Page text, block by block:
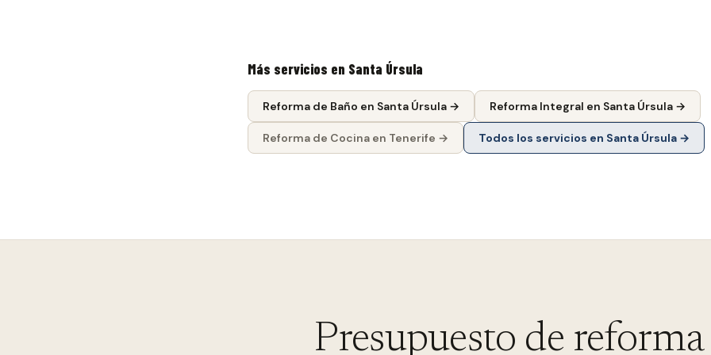
Más servicios en Santa Úrsula
Reforma de Baño en Santa Úrsula → Reforma Integral en Santa Úrsula →
Reforma de Cocina en Tenerife → Todos los servicios en Santa Úrsula →
Presupuesto de